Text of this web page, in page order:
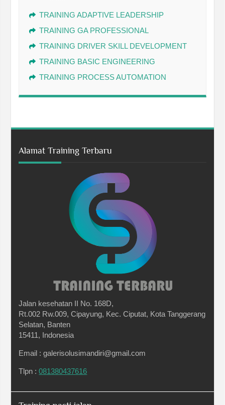
TRAINING ADAPTIVE LEADERSHIP
TRAINING GA PROFESSIONAL
TRAINING DRIVER SKILL DEVELOPMENT
TRAINING BASIC ENGINEERING
TRAINING PROCESS AUTOMATION
Alamat Training Terbaru
Jalan kesehatan II No. 168D,
Rt.002 Rw.009, Cipayung, Kec. Ciputat, Kota Tanggerang
Selatan, Banten
15411, Indonesia
Email : galerisolusimandiri@gmail.com
Tlpn :081380437616